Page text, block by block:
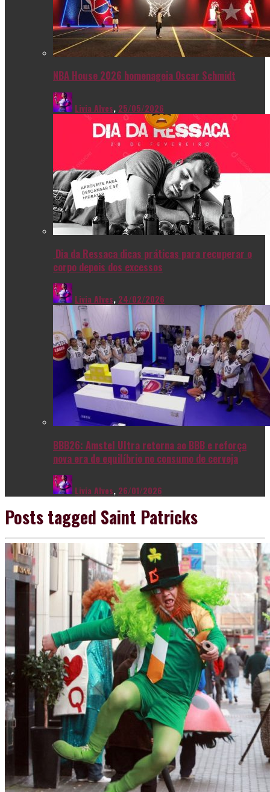
NBA House 2026 homenageia Oscar Schmidt
Livia Alves, 25/05/2026
Dia da Ressaca dicas práticas para recuperar o
corpo depois dos excessos
Livia Alves, 24/02/2026
BBB26: Amstel Ultra retorna ao BBB e reforça
nova era de equilíbrio no consumo de cerveja
Livia Alves, 26/01/2026
Posts tagged Saint Patricks